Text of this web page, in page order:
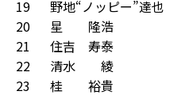
19
野地“ノッピー”達也
20
星 隆浩
21
住吉 寿泰
22
清水 綾
23
桂 裕貴